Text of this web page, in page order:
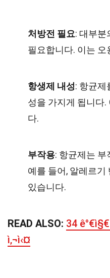
처방전 필요: 대부분
필요합니다. 이는
항생제 내성: 항균제
성을 가지게 됩니다.
다.
부작용: 항균제는 부
예를 들어, 알레르기
있습니다.
READ ALSO: 34
ì‚¬ì‹¤